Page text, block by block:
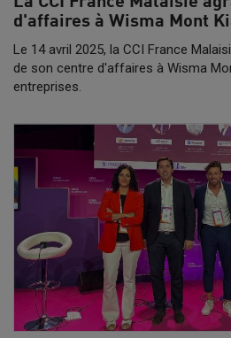
d'affaires à Wisma Mont
Le 14 avril 2025, la CCI France
de son centre d'affaires à Wisma
entreprises.